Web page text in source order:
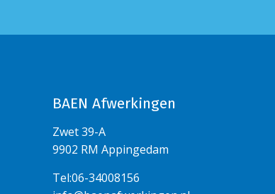
BAEN Afwerkingen
Zwet 39-A
9902 RM Appingedam
Tel:06-34008156